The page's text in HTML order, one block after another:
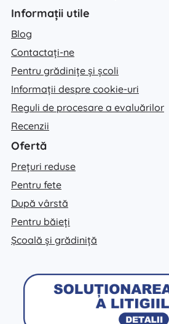
Informații utile
Blog
Contactați-ne
Pentru grădinițe și școli
Informații despre cookie-uri
Reguli de procesare a evaluărilor
Recenzii
Ofertă
Prețuri reduse
Pentru fete
După vârstă
Pentru băieți
Școală și grădiniță